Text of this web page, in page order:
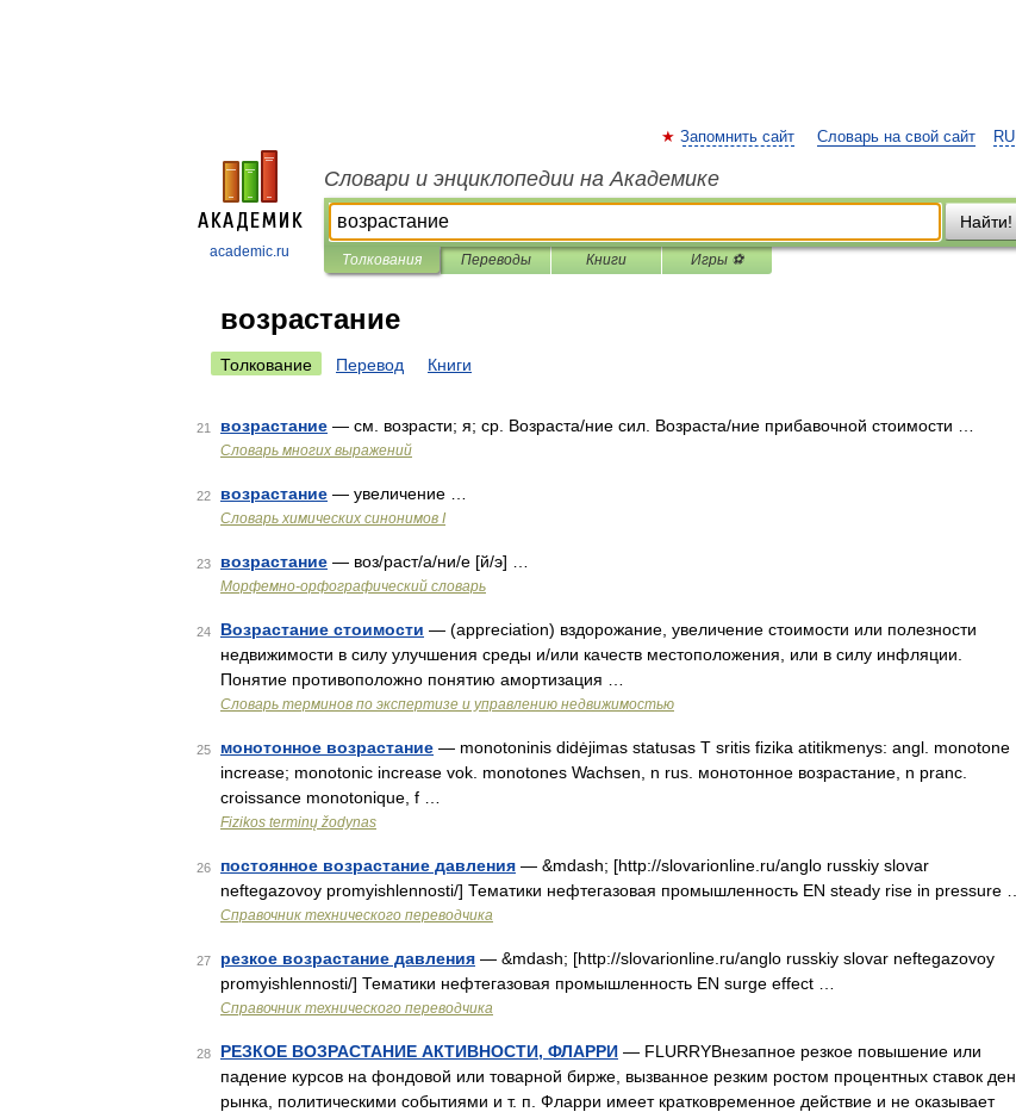
academic.ru
RU
Запомнить сайт Словарь на свой сайт
Словари и энциклопедии на Академике
Найти!
Толкования Переводы Книги Игры ⚽
возрастание
Толкование Перевод Книги
21 возрастание — см. возрасти; я; ср. Возраста/ние сил. Возраста/ние прибавочной стоимости …
Словарь многих выражений
22 возрастание — увеличение …
Cловарь химических синонимов I
23 возрастание — воз/раст/а/ни/е [й/э] …
Морфемно-орфографический словарь
24 Возрастание стоимости — (appreciation) вздорожание, увеличение стоимости или полезности
недвижимости в силу улучшения среды и/или качеств местоположения, или в силу инфляции.
Понятие противоположно понятию амортизация …
Словарь терминов по экспертизе и управлению недвижимостью
25 монотонное возрастание — monotoninis didėjimas statusas T sritis fizika atitikmenys: angl. monotone
increase; monotonic increase vok. monotones Wachsen, n rus. монотонное возрастание, n pranc.
croissance monotonique, f …
Fizikos terminų žodynas
26 постоянное возрастание давления — &mdash; [http://slovarionline.ru/anglo russkiy slovar
neftegazovoy promyishlennosti/] Тематики нефтегазовая промышленность EN steady rise in pressure …
Справочник технического переводчика
27 резкое возрастание давления — &mdash; [http://slovarionline.ru/anglo russkiy slovar neftegazovoy
promyishlennosti/] Тематики нефтегазовая промышленность EN surge effect …
Справочник технического переводчика
28 РЕЗКОЕ ВОЗРАСТАНИЕ АКТИВНОСТИ, ФЛАРРИ — FLURRYВнезапное резкое повышение или
падение курсов на фондовой или товарной бирже, вызванное резким ростом процентных ставок ден.
рынка, политическими событиями и т. п. Фларри имеет кратковременное действие и не оказывает